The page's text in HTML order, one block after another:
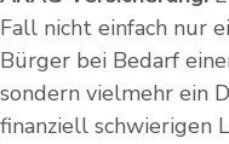
Fall nicht einfach nur
Bürger bei Bedarf
sondern vielmehr ein
finanziell schwierigen